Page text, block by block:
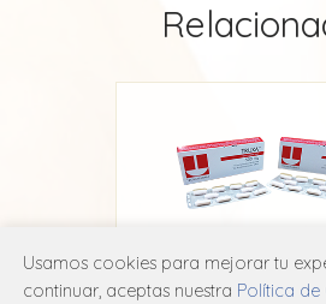
Truxa
Usamos cookies para mejorar tu
continuar, aceptas nuestra Política de